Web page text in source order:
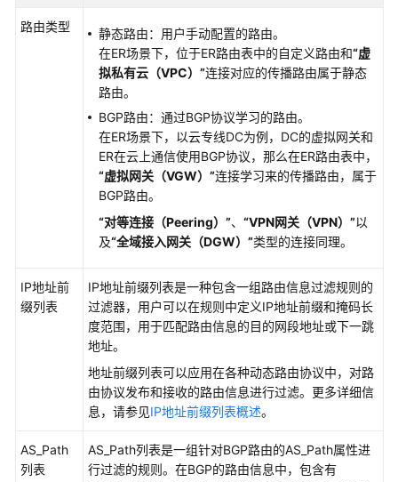
略
路
策
路由类型
静态路由：用户手动配置的路由。
在ER场景下，位于ER路由表中的自定义路由和“虚
拟私有云（VPC）”连接对应的传播路由属于静态
路由。
BGP路由：通过BGP协议学习的路由。
在ER场景下，以云专线DC为例，DC的虚拟网关和
ER在云上通信使用BGP协议，那么在ER路由表中，
“虚拟网关（VGW）”连接学习来的传播路由，属于
BGP路由。
“对等连接（Peering）”、 “VPN网关（VPN）”以
及“全域接入网关（DGW）”类型的连接同理。
IP地址前
缀列表
IP地址前缀列表是一种包含一组路由信息过滤规则的
过滤器，用户可以在规则中定义IP地址前缀和掩码长
度范围，用于匹配路由信息的目的网段地址或下一跳
地址。
地址前缀列表可以应用在各种动态路由协议中，对路
由协议发布和接收的路由信息进行过滤。更多详细信
息，请参见IP地址前缀列表概述。
AS_Path
列表
AS_Path列表是一组针对BGP路由的AS_Path属性进
行过滤的规则。在BGP的路由信息中，包含有